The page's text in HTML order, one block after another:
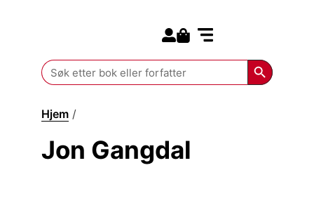
Search
for:
Search
Hjem /
Jon Gangdal